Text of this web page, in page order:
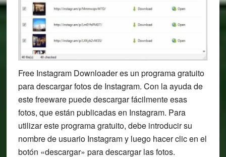
Free Instagram Downloader es un programa gratuito
para descargar fotos de Instagram. Con la ayuda de
este freeware puede descargar fácilmente esas
fotos, que están publicadas en Instagram. Para
utilizar este programa gratuito, debe introducir su
nombre de usuario Instagram y luego hacer clic en el
botón «descargar» para descargar las fotos.